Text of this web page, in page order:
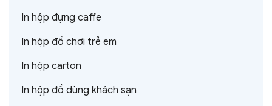
In hộp đựng caffe
In hộp đồ chơi trẻ em
In hộp carton
In hộp đồ dùng khách sạn